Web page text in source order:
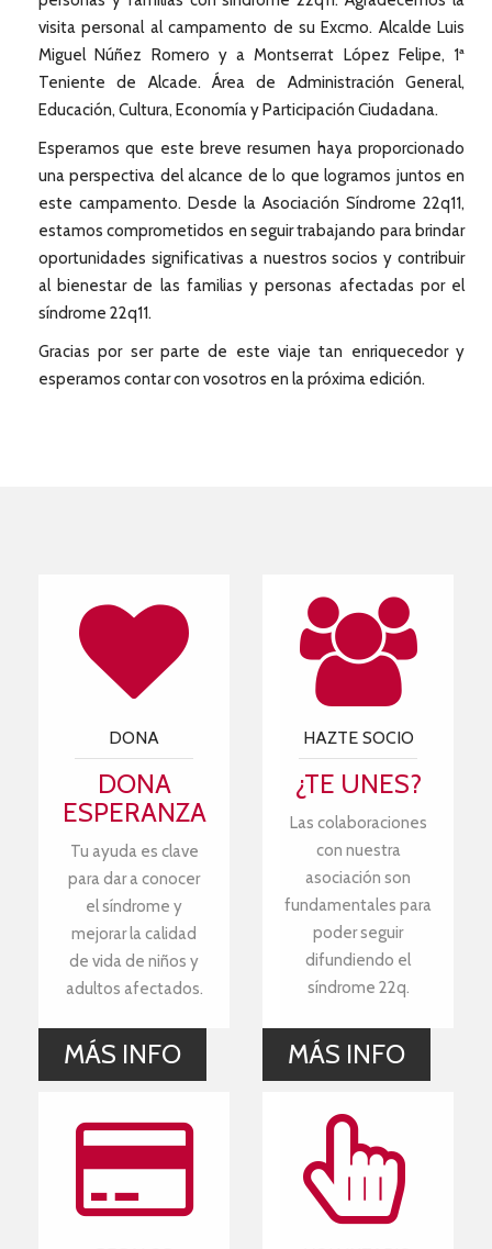
visita personal al campamento de su Excmo. Alcalde Luis
Miguel Núñez Romero y a Montserrat López Felipe, 1ª
Teniente de Alcade. Área de Administración General,
Educación, Cultura, Economía y Participación Ciudadana.
Esperamos que este breve resumen haya proporcionado
una perspectiva del alcance de lo que logramos juntos en
este campamento. Desde la Asociación Síndrome 22q11,
estamos comprometidos en seguir trabajando para brindar
oportunidades significativas a nuestros socios y contribuir
al bienestar de las familias y personas afectadas por el
síndrome 22q11.
Gracias por ser parte de este viaje tan enriquecedor y
esperamos contar con vosotros en la próxima edición.
DONA
DONA
ESPERANZA
Tu ayuda es clave
para dar a conocer
el síndrome y
mejorar la calidad
de vida de niños y
adultos afectados.
MÁS INFO
HAZTE SOCIO
¿TE UNES?
Las colaboraciones
con nuestra
asociación son
fundamentales para
poder seguir
difundiendo el
síndrome 22q.
MÁS INFO